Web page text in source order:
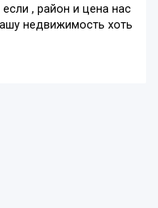
, район и цена нас
недвижимость хоть